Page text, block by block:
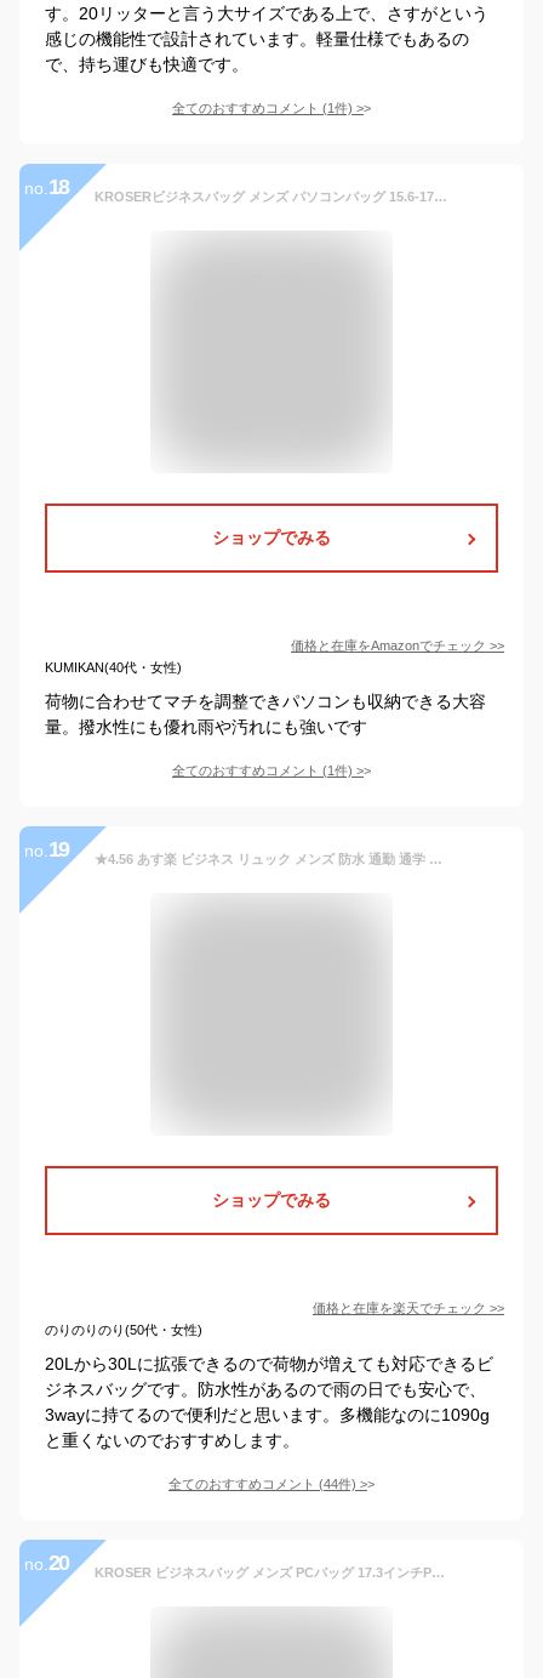
す。20リッターと言う大サイズである上で、さすがという
感じの機能性で設計されています。軽量仕様でもあるの
で、持ち運びも快適です。
全てのおすすめコメント (1件) >
no. 18 KROSERビジネスバッグ メンズ パソコンバッグ 15.6-17インチPCバッグ パソコンケース PCカバン 大容量17.1インチバッグ マチ拡張可能 斜め掛けバッグ 大容量/出張/営業/ビジネス/通勤/通学/撥水 メンズ/レディース -ブラック
ショップでみる
価格と在庫をAmazonでチェック >>
KUMIKAN(40代・女性)
荷物に合わせてマチを調整できパソコンも収納できる大容
量。撥水性にも優れ雨や汚れにも強いです
全てのおすすめコメント (1件) >
no. 19 ★4.56 あす楽 ビジネス リュック メンズ 防水 通勤 通学 リュックサック PC バッグ 大容量 パソコン 黒 ブラック A4 USB 20L 3WAY 人気 鞄 出張 おしゃれ 男性 男 15.6インチ ビジネスバッグ ブランド 50代 40代 通勤バッグ 撥水 型崩れしない
ショップでみる
価格と在庫を楽天でチェック >>
のりのりのり(50代・女性)
20Lから30Lに拡張できるので荷物が増えても対応できるビ
ジネスバッグです。防水性があるので雨の日でも安心で、
3wayに持てるので便利だと思います。多機能なのに1090g
と重くないのでおすすめします。
全てのおすすめコメント (44件) >
no. 20 KROSER ビジネスバッグ メンズ PCバッグ 17.3インチPC対応 ノートパソコンバッグ 大容量 マチ拡張可能 コンピュータバッグ ラップトップバッグ ショルダーバッグ/撥水/防水/ビジネス/通勤/通学/出張/営業 -ブラック